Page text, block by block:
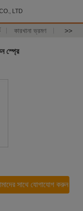
LTD
কারখানা ভ্রমণ >>
স্প্রে
সাথে যোগাযোগ করুন